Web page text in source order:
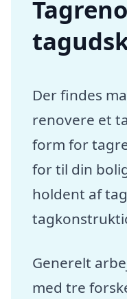
Der findes
renovere et
form for
for til din
holdent af
Generelt
med tre